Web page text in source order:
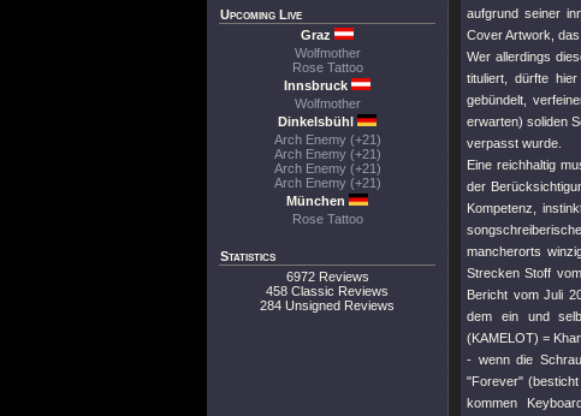
Upcoming Live
Graz
Wolfmother
Rose Tattoo
Innsbruck
Wolfmother
Dinkelsbühl
Arch Enemy (+21)
Arch Enemy (+21)
Arch Enemy (+21)
Arch Enemy (+21)
München
Rose Tattoo
Statistics
6972 Reviews
458 Classic Reviews
284 Unsigned Reviews
aufgrund seiner
Cover Artwork,
Wer allerdings
tituliert, dürfte
gebündelt,
erwarten) soliden
verpasst wurde.
Eine reichhaltig
der
Kompetenz,
mancherorts
Strecken Stoff
Bericht vom Juli
dem ein und
(KAMELOT) =
- wenn die
"Forever"
kommen